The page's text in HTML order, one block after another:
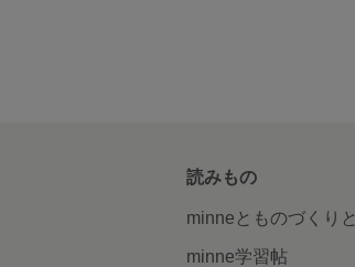
読みもの
minneとものづくりと
minne学習帖